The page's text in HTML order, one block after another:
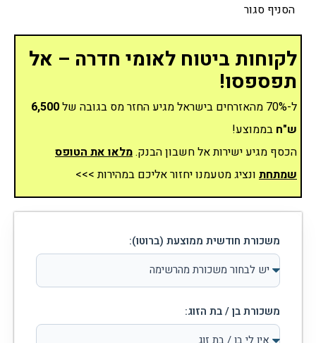
הסניף סגור
לקוחות ביטוח לאומי חדרה – אל
תפספסו!
ל-70% מהאזרחים בישראל מגיע החזר מס בגובה של
6,500
ש"ח בממוצע!
הכסף מגיע ישירות אל חשבון הבנק.מלאו את הטופס
שמתחת ונציג מטעמנו יחזור אליכם במהירות >>>
משכורת חודשית ממוצעת (ברוטו):
משכורת בן / בת הזוג: